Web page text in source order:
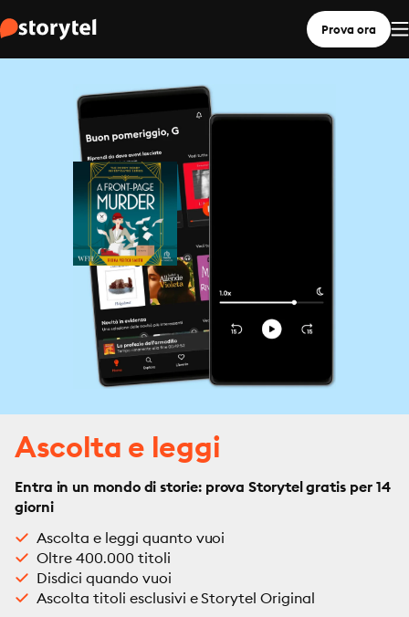
Prova ora
Ascolta e leggi
Entra in un mondo di storie: prova Storytel gratis per 14
giorni
Ascolta e leggi quanto vuoi
Oltre 400.000 titoli
Disdici quando vuoi
Ascolta titoli esclusivi e Storytel Original